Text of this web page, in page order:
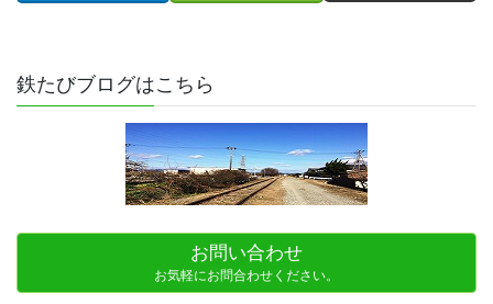
鉄たびブログはこちら
お問い合わせ
お気軽にお問合わせください。